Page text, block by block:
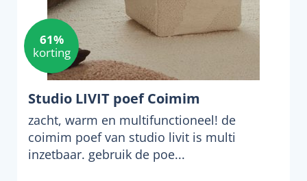
61%
korting
Studio LIVIT poef Coimim
zacht, warm en multifunctioneel! de
coimim poef van studio livit is multi
inzetbaar. gebruik de poe...